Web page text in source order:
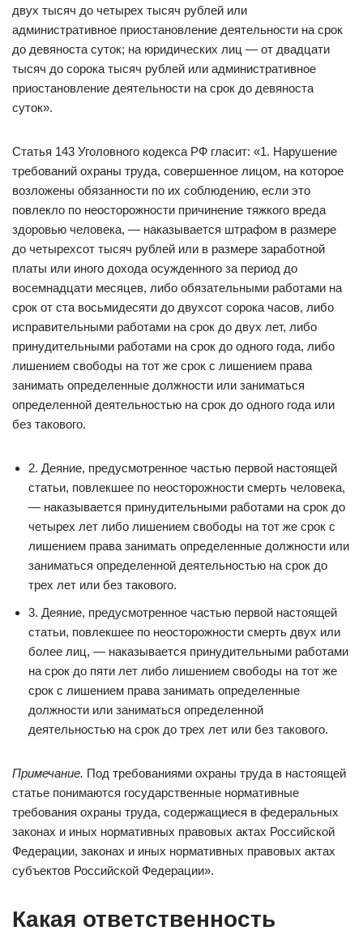
двух тысяч до четырех тысяч рублей или
административное приостановление деятельности на срок
до девяноста суток; на юридических лиц — от двадцати
тысяч до сорока тысяч рублей или административное
приостановление деятельности на срок до девяноста
суток».
Статья 143 Уголовного кодекса РФ гласит: «1. Нарушение
требований охраны труда, совершенное лицом, на которое
возложены обязанности по их соблюдению, если это
повлекло по неосторожности причинение тяжкого вреда
здоровью человека, — наказывается штрафом в размере
до четырехсот тысяч рублей или в размере заработной
платы или иного дохода осужденного за период до
восемнадцати месяцев, либо обязательными работами на
срок от ста восьмидесяти до двухсот сорока часов, либо
исправительными работами на срок до двух лет, либо
принудительными работами на срок до одного года, либо
лишением свободы на тот же срок с лишением права
занимать определенные должности или заниматься
определенной деятельностью на срок до одного года или
без такового.
2. Деяние, предусмотренное частью первой настоящей
статьи, повлекшее по неосторожности смерть человека,
— наказывается принудительными работами на срок до
четырех лет либо лишением свободы на тот же срок с
лишением права занимать определенные должности или
заниматься определенной деятельностью на срок до
трех лет или без такового.
3. Деяние, предусмотренное частью первой настоящей
статьи, повлекшее по неосторожности смерть двух или
более лиц, — наказывается принудительными работами
на срок до пяти лет либо лишением свободы на тот же
срок с лишением права занимать определенные
должности или заниматься определенной
деятельностью на срок до трех лет или без такового.
Примечание. Под требованиями охраны труда в настоящей
статье понимаются государственные нормативные
требования охраны труда, содержащиеся в федеральных
законах и иных нормативных правовых актах Российской
Федерации, законах и иных нормативных правовых актах
субъектов Российской Федерации».
Какая ответственность